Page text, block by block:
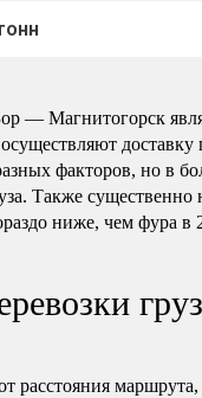
— Магнитогорск
факторов, но в
Также
ниже, чем фура в
расстояния